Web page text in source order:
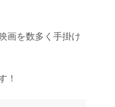
画を数多く手掛け
！